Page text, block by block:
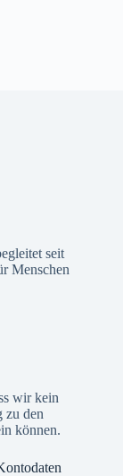
seit
Menschen
wir kein
zu den
können.